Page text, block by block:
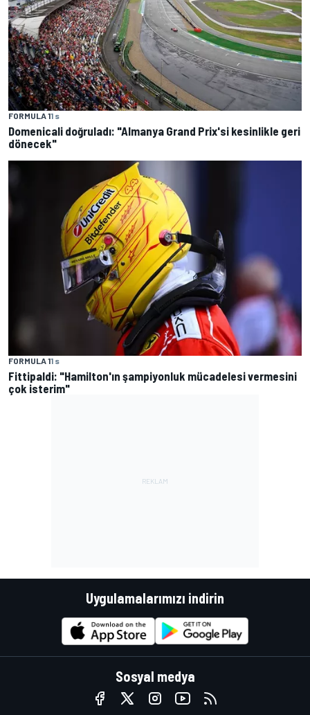
FORMULA 11 s
Domenicali doğruladı: "Almanya Grand Prix'si kesinlikle geri
dönecek"
FORMULA 11 s
Fittipaldi: "Hamilton'ın şampiyonluk mücadelesi vermesini
çok isterim"
Uygulamalarımızı indirin
Sosyal medya